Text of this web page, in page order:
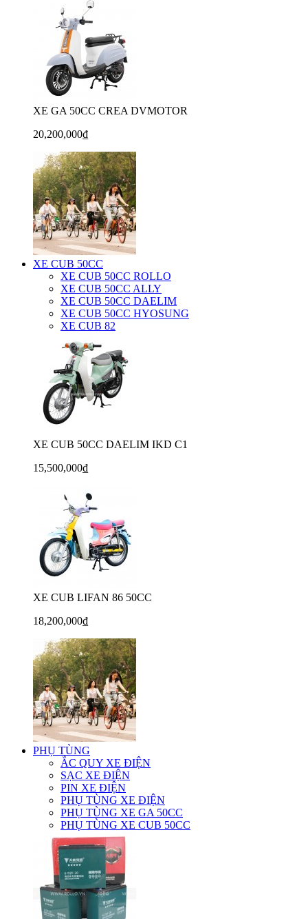
XE GA 50CC CREA DVMOTOR
20,200,000₫
XE CUB 50CC
XE CUB 50CC ROLLO
XE CUB 50CC ALLY
XE CUB 50CC DAELIM
XE CUB 50CC HYOSUNG
XE CUB 82
XE CUB 50CC DAELIM IKD C1
15,500,000₫
XE CUB LIFAN 86 50CC
18,200,000₫
PHỤ TÙNG
ẮC QUY XE ĐIỆN
SẠC XE ĐIỆN
PIN XE ĐIỆN
PHỤ TÙNG XE ĐIỆN
PHỤ TÙNG XE GA 50CC
PHỤ TÙNG XE CUB 50CC